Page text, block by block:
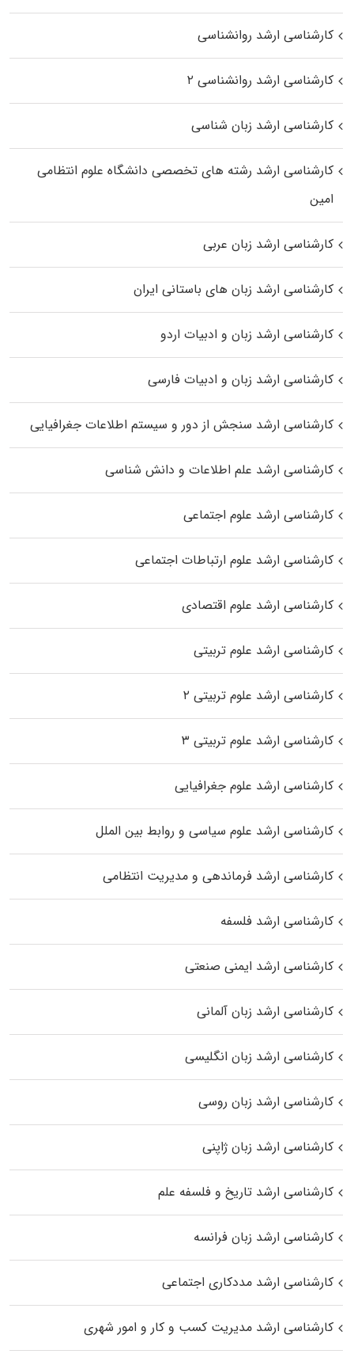
کارشناسی ارشد روانشناسی
کارشناسی ارشد روانشناسی ۲
کارشناسی ارشد زبان شناسی
کارشناسی ارشد رﺷﺘﻪ ﻫﺎی تخصصی داﻧﺸﮕﺎه ﻋﻠﻮم انتظامی
اﻣﻴﻦ
کارشناسی ارشد زبان عربی
کارشناسی ارشد زبان‌ های باستانی ایران
کارشناسی ارشد زبان و ادبیات اردو
کارشناسی ارشد زبان و ادبیات فارسی
کارشناسی ارشد سنجش از دور و سیستم اطلاعات جغرافیایی
کارشناسی ارشد علم اطلاعات و دانش شناسی
کارشناسی ارشد علوم اجتماعی
کارشناسی ارشد علوم ارتباطات اجتماعی
کارشناسی ارشد علوم اقتصادی
کارشناسی ارشد علوم تربیتی
کارشناسی ارشد علوم تربیتی ۲
کارشناسی ارشد علوم تربیتی ۳
کارشناسی ارشد علوم جغرافیایی
کارشناسی ارشد علوم سیاسی و روابط بین الملل
کارشناسی ارشد فرماندهی و مدیریت انتظامی
کارشناسی ارشد فلسفه
کارشناسی ارشد ایمنی صنعتی
کارشناسی ارشد زبان آلمانی
کارشناسی ارشد زبان انگلیسی
کارشناسی ارشد زبان روسی
کارشناسی ارشد زبان ژاپنی
کارشناسی ارشد تاریخ و فلسفه علم
کارشناسی ارشد زبان فرانسه
کارشناسی ارشد مددکاری اجتماعی
کارشناسی ارشد مدیریت کسب و کار و امور شهری